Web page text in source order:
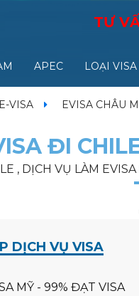
TƯ
APEC LOẠI VISA
E-VISA EVISA CHÂU
ĐI
, DỊCH VỤ LÀM
DỊCH VỤ VISA
MỸ - 99% ĐẠT VISA